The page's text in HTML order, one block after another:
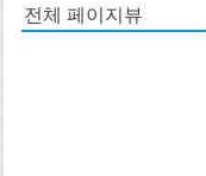
전체 페이지뷰